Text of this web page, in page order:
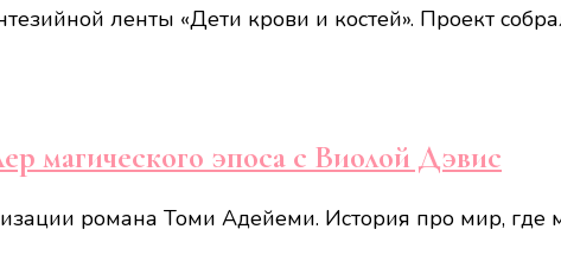
ленты «Дети крови и костей». Проект
магического эпоса с Виолой Дэвис
романа Томи Адейеми. История про мир, где